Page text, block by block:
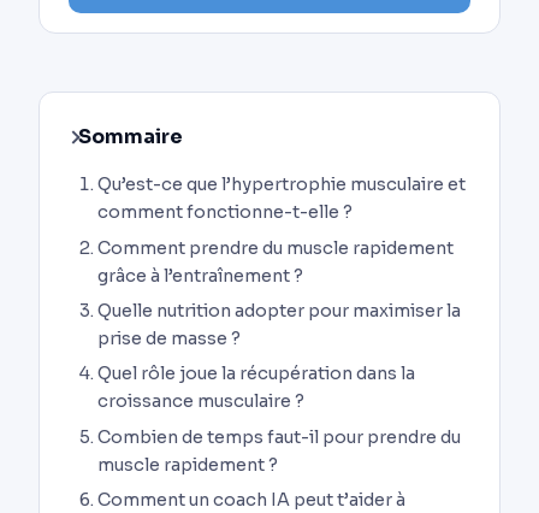
Sommaire
Qu’est-ce que l’hypertrophie musculaire et
comment fonctionne-t-elle ?
Comment prendre du muscle rapidement
grâce à l’entraînement ?
Quelle nutrition adopter pour maximiser la
prise de masse ?
Quel rôle joue la récupération dans la
croissance musculaire ?
Combien de temps faut-il pour prendre du
muscle rapidement ?
Comment un coach IA peut t’aider à